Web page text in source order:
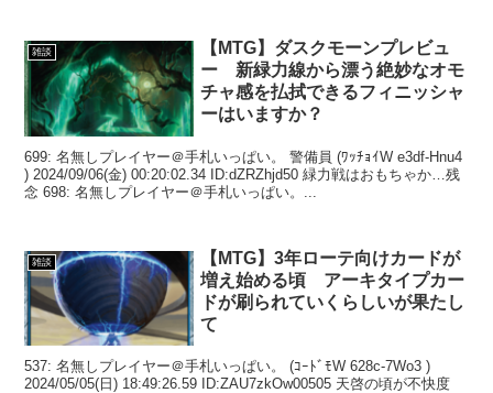
雑談
【MTG】ダスクモーンプレビュ
ー 新緑力線から漂う絶妙なオモ
チャ感を払拭できるフィニッシャ
ーはいますか？
699: 名無しプレイヤー＠手札いっぱい。 警備員 (ﾜｯﾁｮｲW e3df-Hnu4
) 2024/09/06(金) 00:20:02.34 ID:dZRZhjd50 緑力戦はおもちゃか…残
念 698: 名無しプレイヤー＠手札いっぱい。...
雑談
【MTG】3年ローテ向けカードが
増え始める頃 アーキタイプカー
ドが刷られていくらしいが果たし
て
537: 名無しプレイヤー＠手札いっぱい。 (ｺｰﾄﾞﾓW 628c-7Wo3 )
2024/05/05(日) 18:49:26.59 ID:ZAU7zkOw00505 天啓の頃が不快度